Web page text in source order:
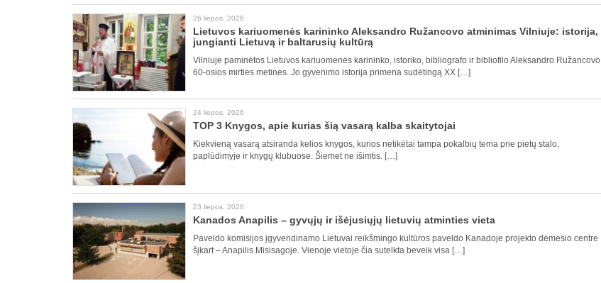
26 liepos, 2026
Lietuvos kariuomenės karininko Aleksandro Ružancovo atminimas Vilniuje: istorija,
jungianti Lietuvą ir baltarusių kultūrą
Vilniuje paminėtos Lietuvos kariuomenės karininko, istoriko, bibliografo ir bibliofilo Aleksandro Ružancovo
60-osios mirties metinės. Jo gyvenimo istorija primena sudėtingą XX […]
24 liepos, 2026
TOP 3 Knygos, apie kurias šią vasarą kalba skaitytojai
Kiekvieną vasarą atsiranda kelios knygos, kurios netikėtai tampa pokalbių tema prie pietų stalo,
paplūdimyje ir knygų klubuose. Šiemet ne išimtis. […]
23 liepos, 2026
Kanados Anapilis – gyvųjų ir išėjusiųjų lietuvių atminties vieta
Paveldo komisijos įgyvendinamo Lietuvai reikšmingo kultūros paveldo Kanadoje projekto dėmesio centre
šįkart – Anapilis Misisagoje. Vienoje vietoje čia sutelkta beveik visa […]